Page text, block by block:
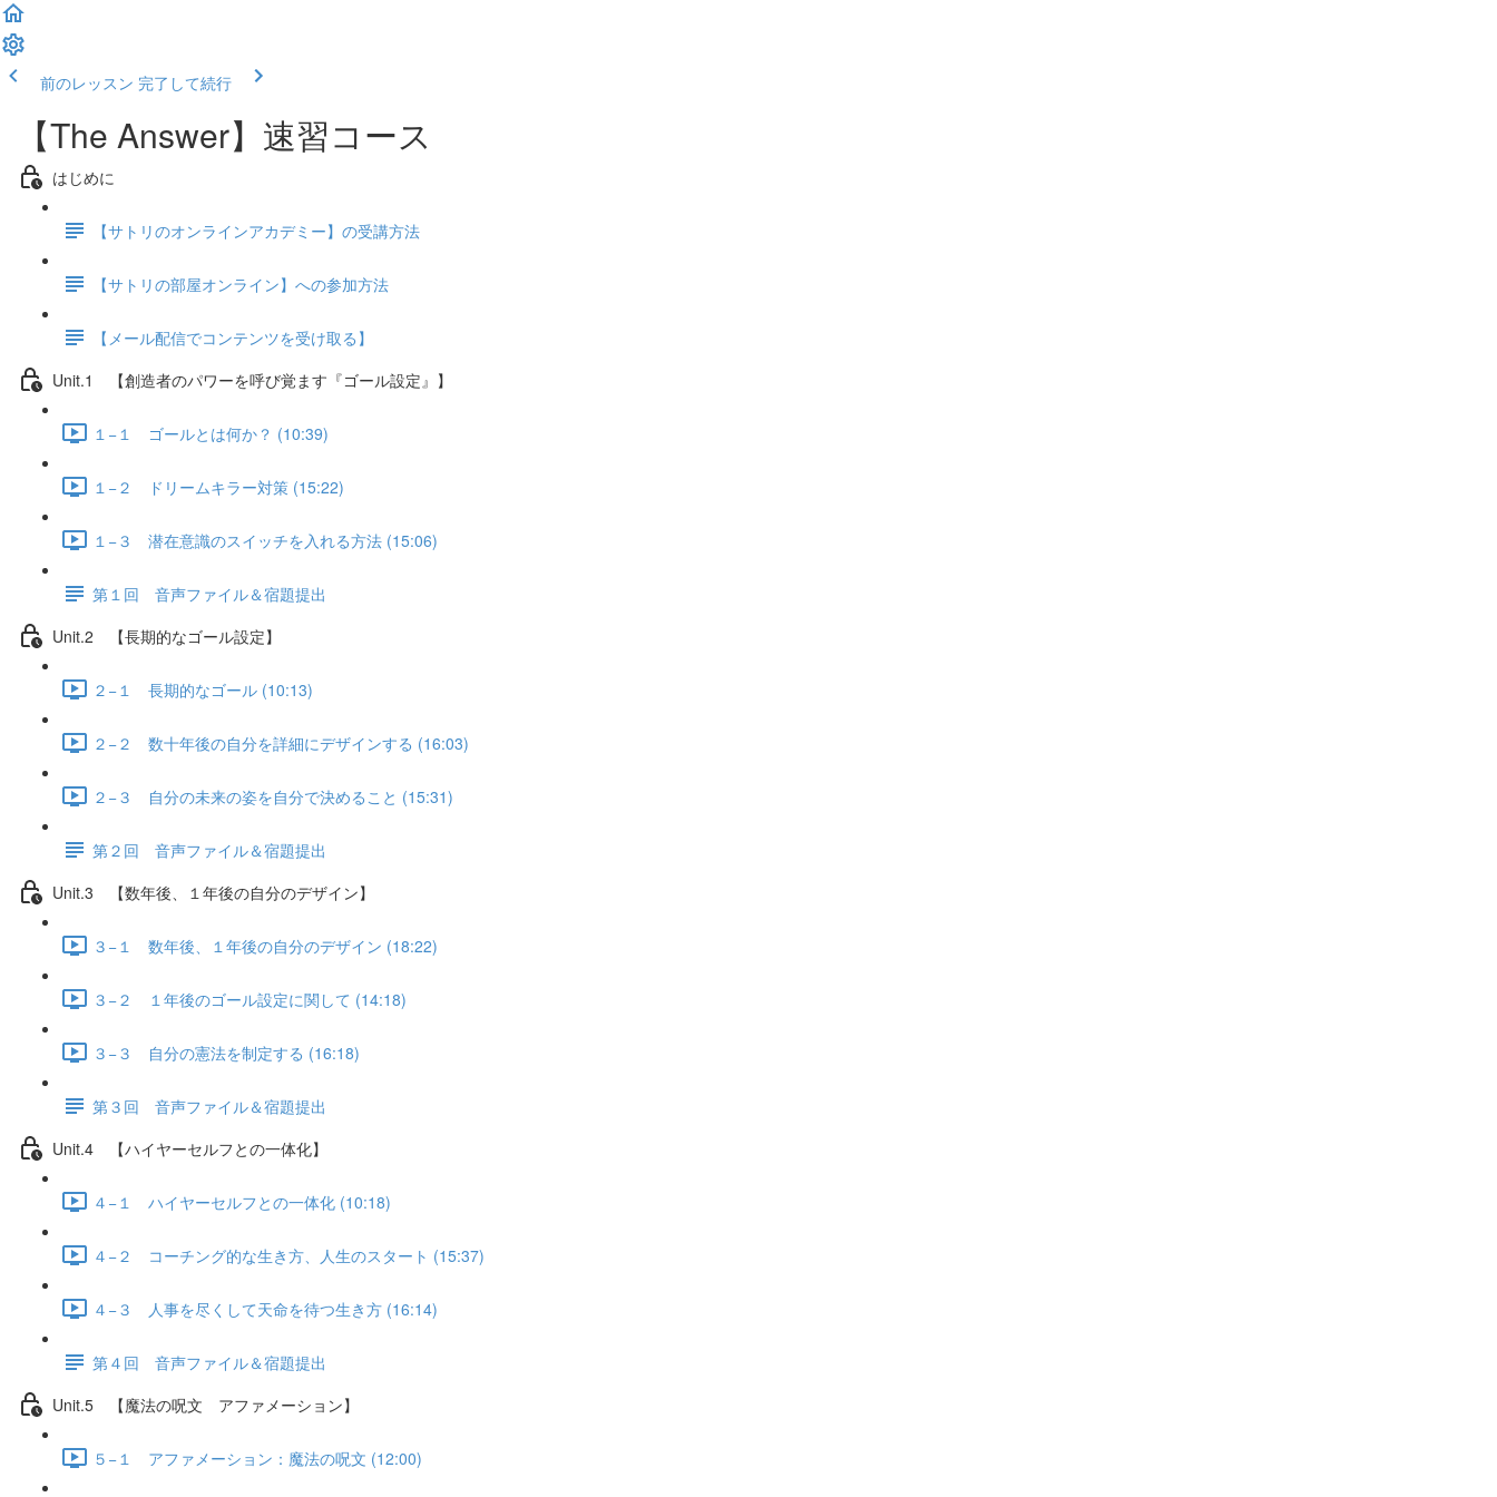
前のレッスン 完了して続行
【The Answer】速習コース
はじめに
【サトリのオンラインアカデミー】の受講方法
【サトリの部屋オンライン】への参加方法
【メール配信でコンテンツを受け取る】
Unit.1 【創造者のパワーを呼び覚ます『ゴール設定』】
１−１ ゴールとは何か？ (10:39)
１−２ ドリームキラー対策 (15:22)
１−３ 潜在意識のスイッチを入れる方法 (15:06)
第１回 音声ファイル＆宿題提出
Unit.2 【長期的なゴール設定】
２−１ 長期的なゴール (10:13)
２−２ 数十年後の自分を詳細にデザインする (16:03)
２−３ 自分の未来の姿を自分で決めること (15:31)
第２回 音声ファイル＆宿題提出
Unit.3 【数年後、１年後の自分のデザイン】
３−１ 数年後、１年後の自分のデザイン (18:22)
３−２ １年後のゴール設定に関して (14:18)
３−３ 自分の憲法を制定する (16:18)
第３回 音声ファイル＆宿題提出
Unit.4 【ハイヤーセルフとの一体化】
４−１ ハイヤーセルフとの一体化 (10:18)
４−２ コーチング的な生き方、人生のスタート (15:37)
４−３ 人事を尽くして天命を待つ生き方 (16:14)
第４回 音声ファイル＆宿題提出
Unit.5 【魔法の呪文 アファメーション】
５−１ アファメーション：魔法の呪文 (12:00)